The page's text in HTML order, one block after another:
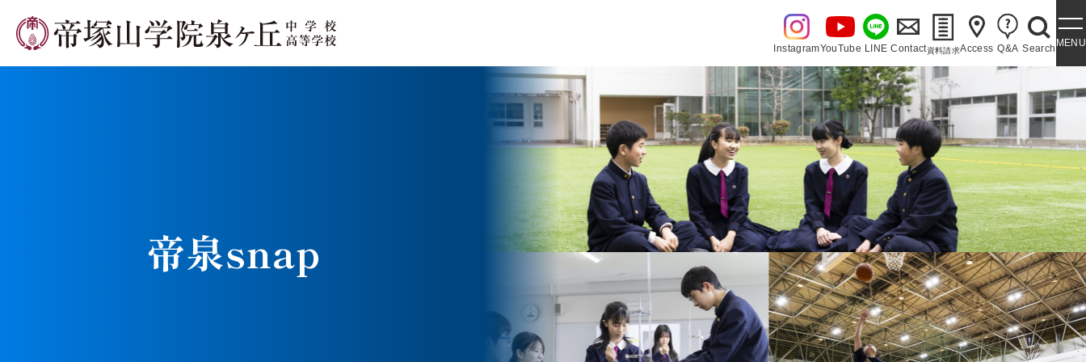
InstagramYouTube LINE Contact資料請求Access Q&A SearchMENU
泉ヶ丘校のめざす教育 環境・施設 あゆみ・泉ヶ丘讃歌
帝泉snap